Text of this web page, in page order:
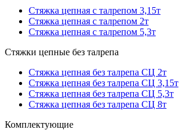
Стяжка цепная с талрепом 3,15т
Стяжка цепная с талрепом 2т
Стяжка цепная с талрепом 5,3т
Стяжки цепные без талрепа
Стяжка цепная без талрепа СЦ 2т
Стяжка цепная без талрепа СЦ 3,15т
Стяжка цепная без талрепа СЦ 5,3т
Стяжка цепная без талрепа СЦ 8т
Комплектующие